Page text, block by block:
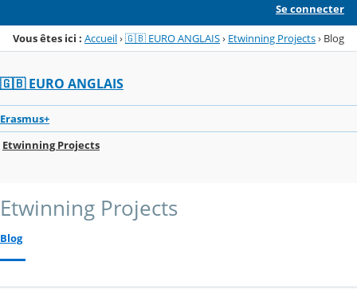
Se connecter
Vous êtes ici : Accueil›🇬🇧 EURO ANGLAIS› Etwinning Projects› Blog
🇬🇧 EURO ANGLAIS
Erasmus+
Etwinning Projects
Etwinning Projects
Blog